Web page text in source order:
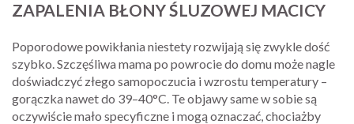
ZAPALENIA BŁONY ŚLUZOWEJ MACICY
Poporodowe powikłania niestety rozwijają się zwykle dość
szybko. Szczęśliwa mama po powrocie do domu może nagle
doświadczyć złego samopoczucia i wzrostu temperatury –
gorączka nawet do 39–40°C. Te objawy same w sobie są
oczywiście mało specyficzne i mogą oznaczać, chociażby